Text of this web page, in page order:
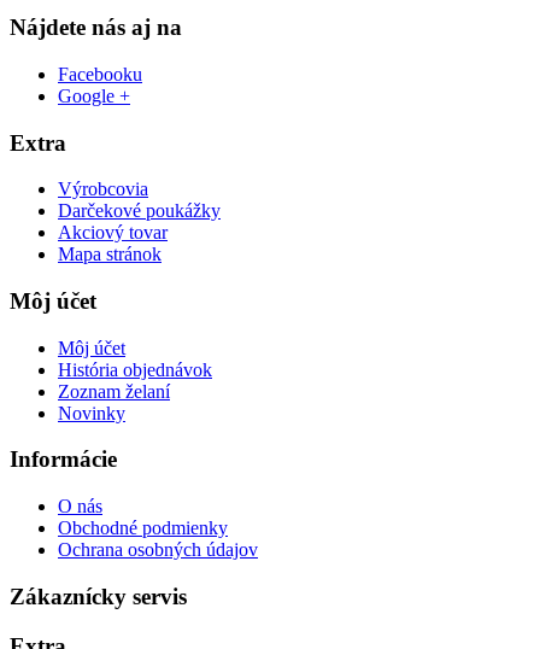
Nájdete nás aj na
Facebooku
Google +
Extra
Výrobcovia
Darčekové poukážky
Akciový tovar
Mapa stránok
Môj účet
Môj účet
História objednávok
Zoznam želaní
Novinky
Informácie
O nás
Obchodné podmienky
Ochrana osobných údajov
Zákaznícky servis